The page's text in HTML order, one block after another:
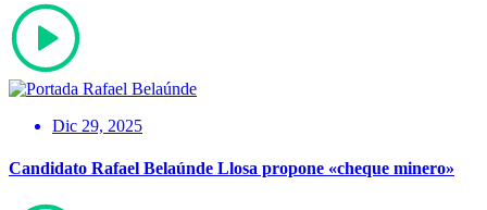
Dic 29, 2025
Candidato Rafael Belaúnde Llosa propone «cheque minero»